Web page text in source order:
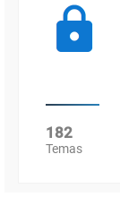
182
Temas